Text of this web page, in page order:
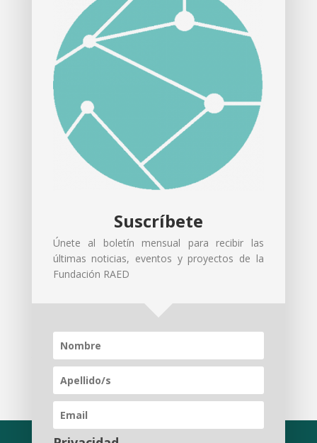
Profesor titular de Economía
Financiera y Contabilidad en la
Universidad de Barcelona (UB).
Doctor en Economía y Derecho.
Participa habitualmente como
comentarista de actualidad económica
radio, y escribe en prensa, revistas y
publicaciones especializadas.
Asimismo, es un reconocido
conferenciante.
Académico de Número de laReal
Academia Europea de Doctores
Suscríbete
Únete al boletín mensual para recibir las
últimas noticias, eventos y proyectos de la
Fundación RAED